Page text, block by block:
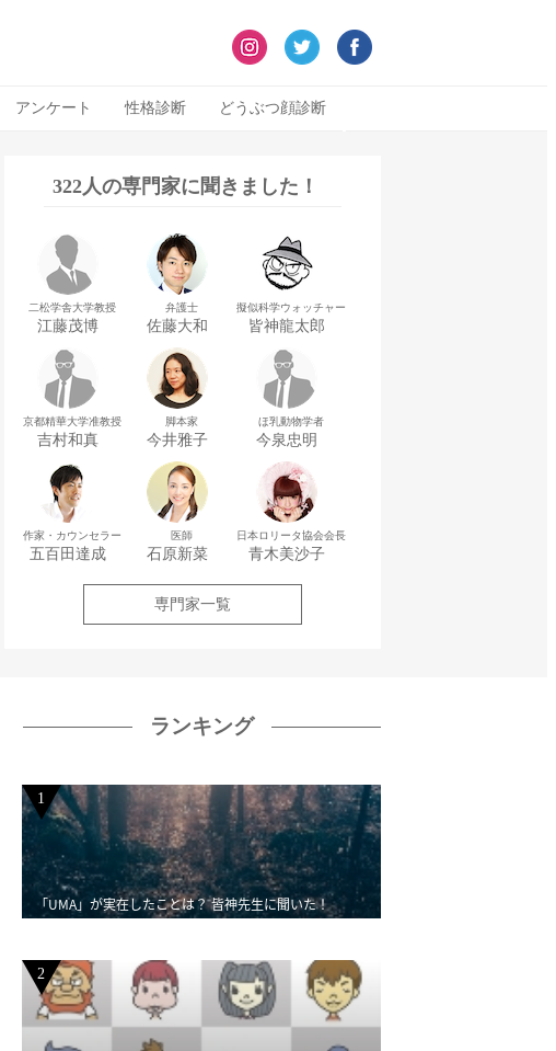
アンケート 性格診断 どうぶつ顔診断
322人の専門家に聞きました！
二松学舎大学教授
江藤茂博
弁護士
佐藤大和
擬似科学ウォッチャー
皆神龍太郎
京都精華大学准教授
吉村和真
脚本家
今井雅子
ほ乳動物学者
今泉忠明
作家・カウンセラー
五百田達成
医師
石原新菜
日本ロリータ協会会長
青木美沙子
専門家一覧
ランキング
1
「UMA」が実在したことは？ 皆神先生に聞いた！
2